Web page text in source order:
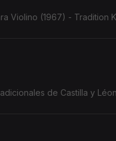
Violino (1967) - Tradition
de Castilla y